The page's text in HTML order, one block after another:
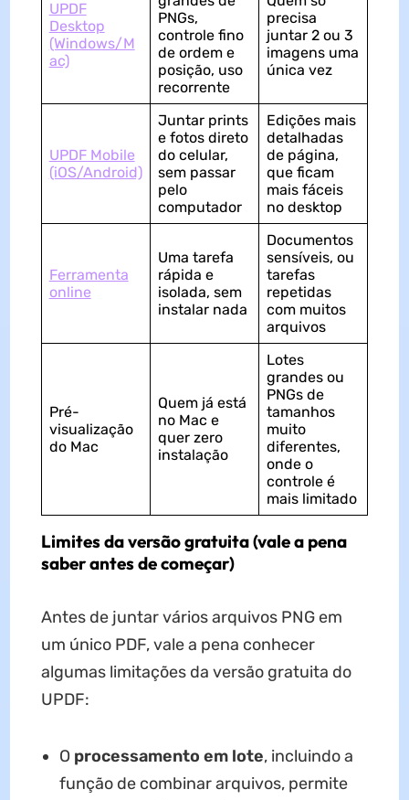
UPDF
Desktop
(Windows/M
ac)
PNGs,
controle fino
de ordem e
posição, uso
recorrente
precisa
juntar 2 ou 3
imagens uma
única vez
UPDF Mobile
(iOS/Android)
Juntar prints
e fotos direto
do celular,
sem passar
pelo
computador
Edições mais
detalhadas
de página,
que ficam
mais fáceis
no desktop
Ferramenta
online
Uma tarefa
rápida e
isolada, sem
instalar nada
Documentos
sensíveis, ou
tarefas
repetidas
com muitos
arquivos
Pré-
visualização
do Mac
Quem já está
no Mac e
quer zero
instalação
Lotes
grandes ou
PNGs de
tamanhos
muito
diferentes,
onde o
controle é
mais limitado
Limites da versão gratuita (vale a pena
saber antes de começar)
Antes de juntar vários arquivos PNG em
um único PDF, vale a pena conhecer
algumas limitações da versão gratuita do
UPDF:
O processamento em lote, incluindo a
função de combinar arquivos, permite